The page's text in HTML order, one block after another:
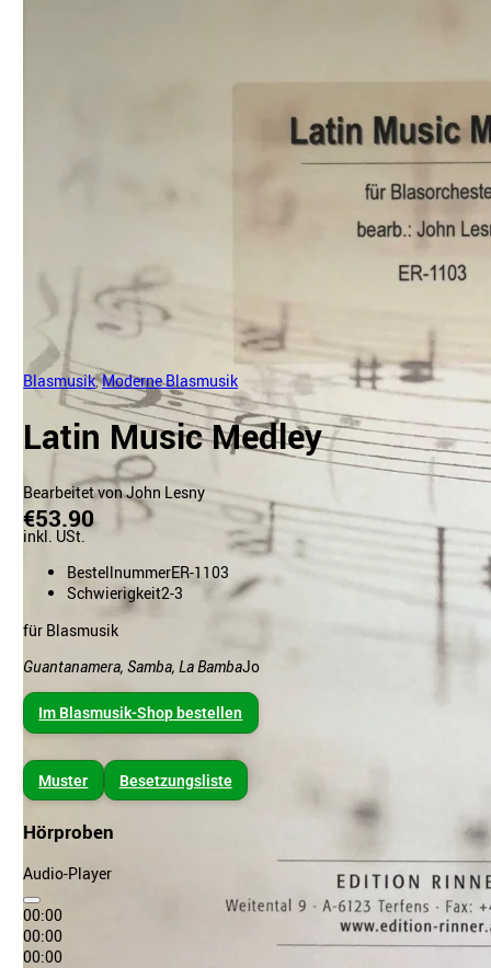
Blasmusik,Moderne Blasmusik
Latin Music Medley
Bearbeitet von John Lesny
€53.90
inkl. USt.
BestellnummerER-1103
Schwierigkeit2-3
für Blasmusik
Guantanamera, Samba, La BambaJo
Im Blasmusik-Shop bestellen
Muster Besetzungsliste
Hörproben
Audio-Player
00:00
00:00
00:00